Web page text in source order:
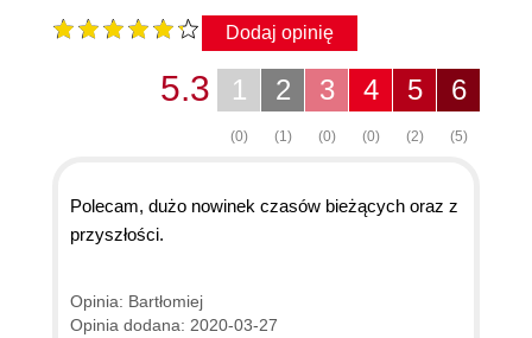
Dodaj opinię
6
(5)
5
(2)
4
(0)
3
(0)
2
(1)
1
(0)
5.3
Polecam, dużo nowinek czasów bieżących oraz z
przyszłości.
Opinia: Bartłomiej
Opinia dodana: 2020-03-27